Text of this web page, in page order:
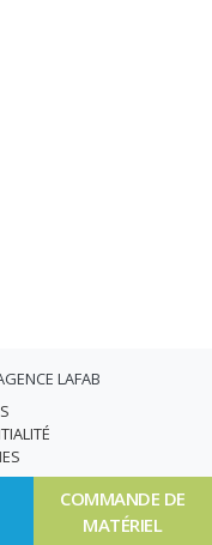
COMMANDE DE
MATÉRIEL
LAFAB